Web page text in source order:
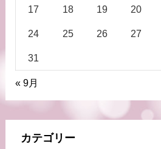
17 18 19 20
24 25 26 27
31
« 9月
カテゴリー